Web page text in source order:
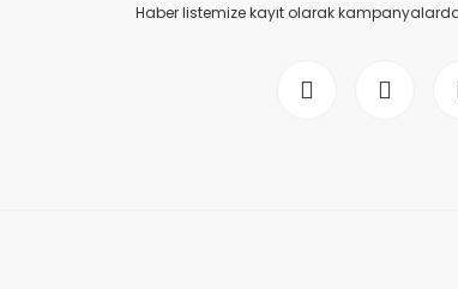
Haber listemize kayıt olarak